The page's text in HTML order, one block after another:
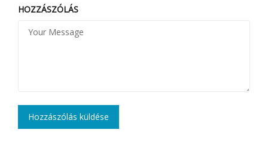
HOZZÁSZÓLÁS